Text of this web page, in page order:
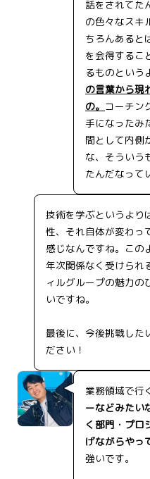
話をされてた
の色々なスキ
ちろんあると
を会得するこ
るものという
の言葉から現
の。 コーチン
手になったみ
間として内側
な、そういう
たんだなって
技術を学ぶというより
性、それ自体が変わっ
感じなんですね。この
年次関係なく受けられ
ィルグループの魅力の
いですね。
最後に、今後挑戦した
ださい！
業務領域で行
ーなどみたい
く部門・プロ
げながらやっ
強いです。